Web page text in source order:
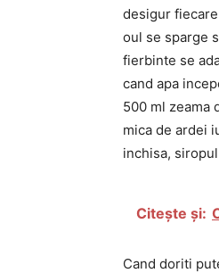
desigur
oul se sparge
fierbinte se
cand apa
500 ml zeama
mica de ardei
inchisa,
Citește și:
Cand doriti